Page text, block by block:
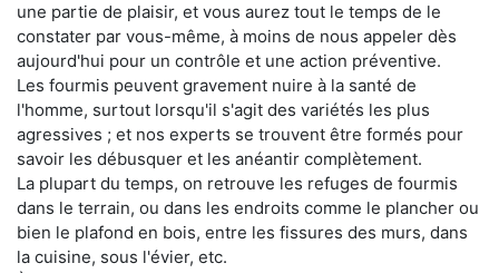
une partie de plaisir, et vous aurez tout le temps de le
constater par vous-même, à moins de nous appeler dès
aujourd'hui pour un contrôle et une action préventive.
Les fourmis peuvent gravement nuire à la santé de
l'homme, surtout lorsqu'il s'agit des variétés les plus
agressives ; et nos experts se trouvent être formés pour
savoir les débusquer et les anéantir complètement.
La plupart du temps, on retrouve les refuges de fourmis
dans le terrain, ou dans les endroits comme le plancher ou
bien le plafond en bois, entre les fissures des murs, dans
la cuisine, sous l'évier, etc.